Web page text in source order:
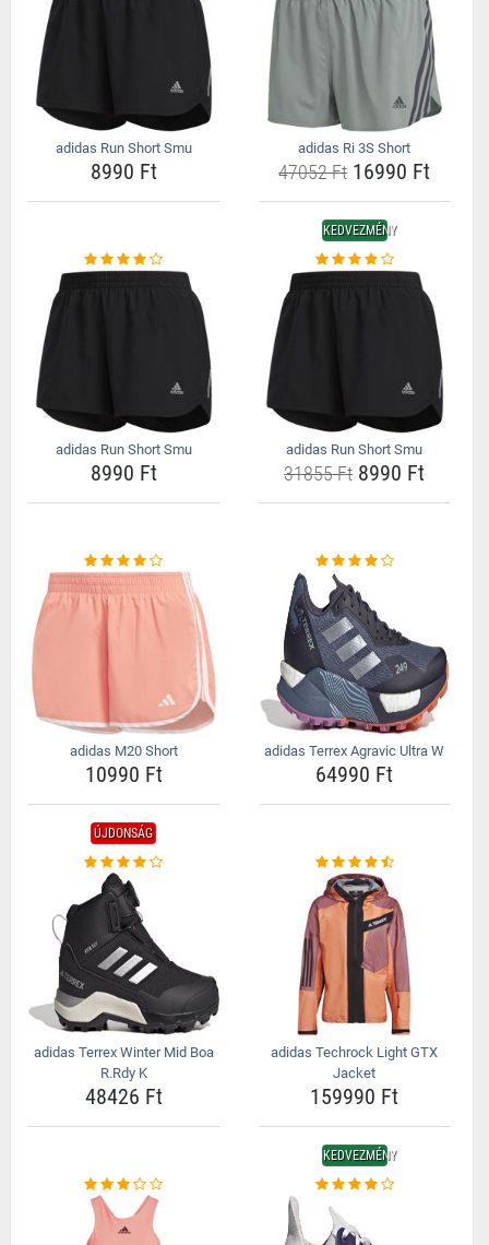
adidas Run Short Smu
8990 Ft
adidas Ri 3S Short
47052 Ft16990 Ft
adidas Run Short Smu
8990 Ft
KEDVEZMÉNY
adidas Run Short Smu
31855 Ft8990 Ft
adidas M20 Short
10990 Ft
adidas Terrex Agravic Ultra W
64990 Ft
ÚJDONSÁG
adidas Terrex Winter Mid Boa
R.Rdy K
48426 Ft
adidas Techrock Light GTX
Jacket
159990 Ft
KEDVEZMÉNY